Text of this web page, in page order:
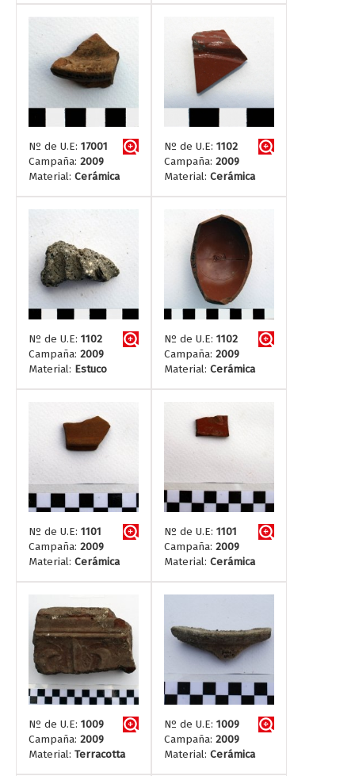
Nº de U.E: 17001
Campaña: 2009
Material: Cerámica
Nº de U.E: 1102
Campaña: 2009
Material: Cerámica
Nº de U.E: 1102
Campaña: 2009
Material: Estuco
Nº de U.E: 1102
Campaña: 2009
Material: Cerámica
Nº de U.E: 1101
Campaña: 2009
Material: Cerámica
Nº de U.E: 1101
Campaña: 2009
Material: Cerámica
Nº de U.E: 1009
Campaña: 2009
Material: Terracotta
Nº de U.E: 1009
Campaña: 2009
Material: Cerámica